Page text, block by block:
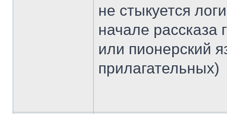
не стыкуется
начале рассказа
или пионерский
прилагательных)